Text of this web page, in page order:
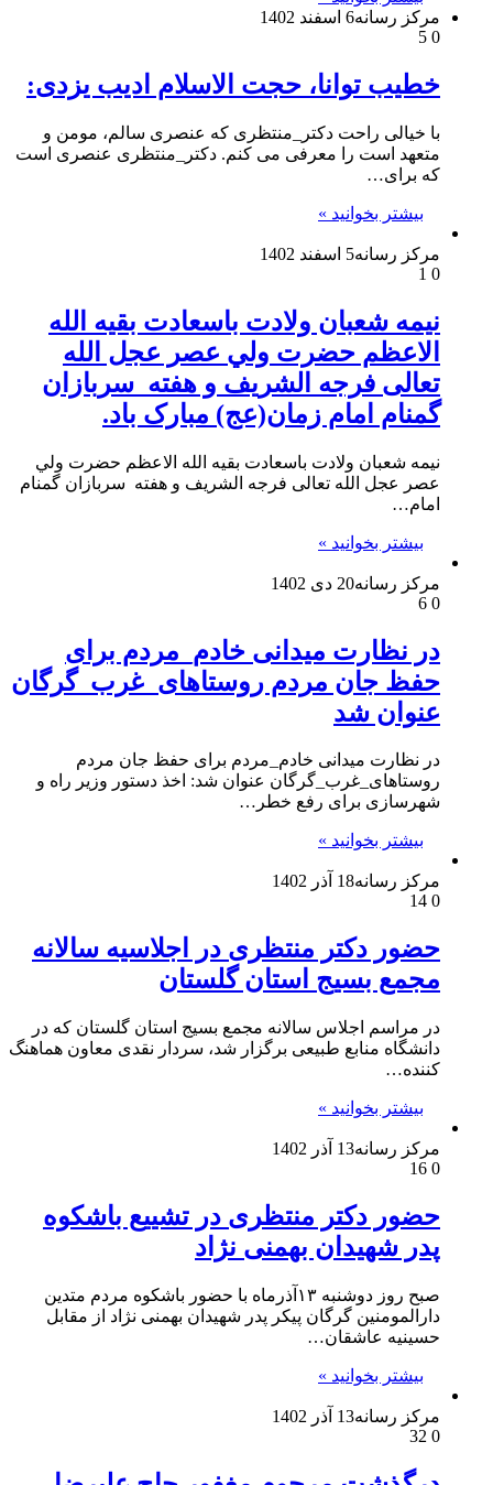
مرکز رسانه6 اسفند 1402
0
خطیب توانا، حجت الاسلام ادیب یزدی:
با خیالی راحت دکتر_منتظری که عنصری سالم، مومن و
متعهد است را معرفی می کنم. دکتر_منتظری عنصری است
که برای…
بیشتر بخوانید »
مرکز رسانه5 اسفند 1402
0
نیمه شعبان ولادت باسعادت بقیه الله
الاعظم حضرت ولي عصر عجل الله
تعالی فرجه الشریف و هفته سربازان
گمنام امام زمان(عج) مبارک باد.
نیمه شعبان ولادت باسعادت بقیه الله الاعظم حضرت ولي
عصر عجل الله تعالی فرجه الشریف و هفته سربازان گمنام
امام…
بیشتر بخوانید »
مرکز رسانه20 دی 1402
0
در نظارت میدانی خادم_مردم برای
حفظ جان مردم روستاهای_غرب_گرگان
عنوان شد
در نظارت میدانی خادم_مردم برای حفظ جان مردم
روستاهای_غرب_گرگان عنوان شد: اخذ دستور وزیر راه و
شهرسازی برای رفع خطر…
بیشتر بخوانید »
مرکز رسانه18 آذر 1402
0
حضور دکتر منتظری در اجلاسیه سالانه
مجمع بسیج استان گلستان
در مراسم اجلاس سالانه مجمع بسیج استان گلستان که در
دانشگاه منابع طبیعی برگزار شد، سردار نقدی معاون هماهنگ
کننده…
بیشتر بخوانید »
مرکز رسانه13 آذر 1402
0
حضور دکتر منتظری در تشییع باشکوه
پدر شهیدان بهمنی نژاد
صبح روز دوشنبه ۱۳آذرماه با حضور باشکوه مردم متدین
دارالمومنین گرگان پیکر پدر شهیدان بهمنی نژاد از مقابل
حسینیه عاشقان…
بیشتر بخوانید »
مرکز رسانه13 آذر 1402
0